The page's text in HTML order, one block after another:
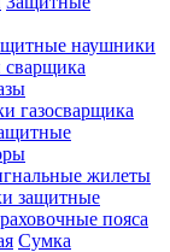
наушники
газосварщика
жилеты
защитные
пояса
Сумка